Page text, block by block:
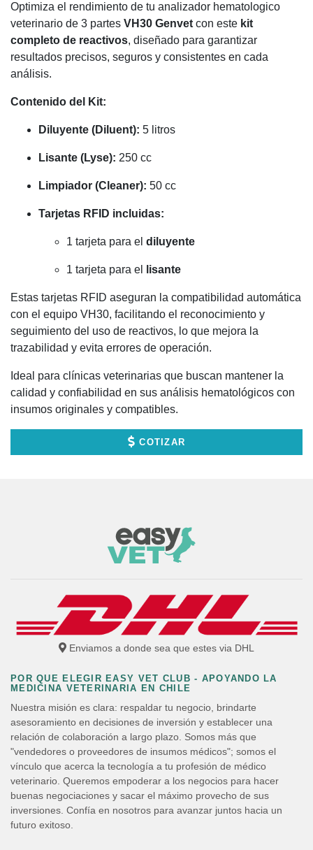
Optimiza el rendimiento de tu analizador hematologico
veterinario de 3 partes VH30 Genvet con este kit
completo de reactivos, diseñado para garantizar
resultados precisos, seguros y consistentes en cada
análisis.
Contenido del Kit:
Diluyente (Diluent): 5 litros
Lisante (Lyse): 250 cc
Limpiador (Cleaner): 50 cc
Tarjetas RFID incluidas:
1 tarjeta para el diluyente
1 tarjeta para el lisante
Estas tarjetas RFID aseguran la compatibilidad automática
con el equipo VH30, facilitando el reconocimiento y
seguimiento del uso de reactivos, lo que mejora la
trazabilidad y evita errores de operación.
Ideal para clínicas veterinarias que buscan mantener la
calidad y confiabilidad en sus análisis hematológicos con
insumos originales y compatibles.
COTIZAR
Enviamos a donde sea que estes via DHL
POR QUE ELEGIR EASY VET CLUB - APOYANDO LA
MEDICINA VETERINARIA EN CHILE
Nuestra misión es clara: respaldar tu negocio, brindarte
asesoramiento en decisiones de inversión y establecer una
relación de colaboración a largo plazo. Somos más que
"vendedores o proveedores de insumos médicos"; somos el
vínculo que acerca la tecnología a tu profesión de médico
veterinario. Queremos empoderar a los negocios para hacer
buenas negociaciones y sacar el máximo provecho de sus
inversiones. Confía en nosotros para avanzar juntos hacia un
futuro exitoso.